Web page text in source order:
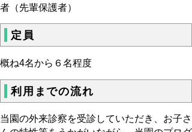
者（先輩保護者）
定員
概ね4名から６名程度
利用までの流れ
当園の外来診察を受診していただき、お子さ